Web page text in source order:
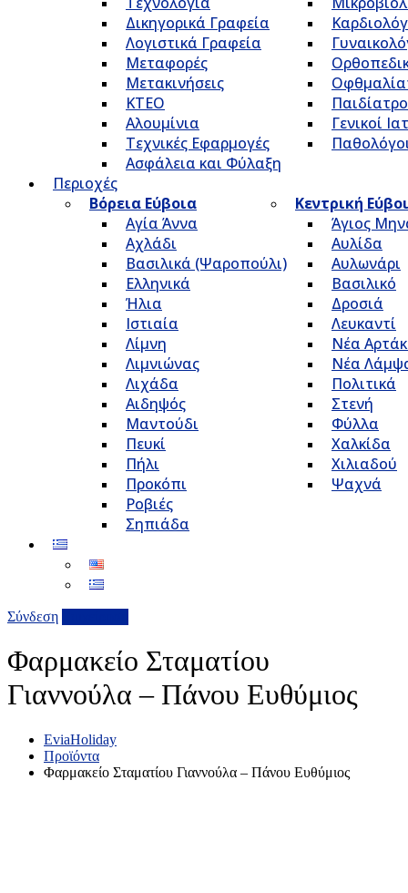
Δικηγορικά Γραφεία
Λογιστικά Γραφεία
Μεταφορές
Μετακινήσεις
ΚΤΕΟ
Αλουμίνια
Τεχνικές Εφαρμογές
Ασφάλεια και Φύλαξη
Γενικοί
Περιοχές
Βόρεια Εύβοια
Αγία Άννα
Αχλάδι
Βασιλικά (Ψαροπούλι)
Ελληνικά
Ήλια
Ιστιαία
Λίμνη
Λιμνιώνας
Λιχάδα
Αιδηψός
Μαντούδι
Πευκί
Πήλι
Προκόπι
Ροβιές
Σηπιάδα
Κεντρική
Άγιος
Αυλίδα
Αυλωνάρι
Βασιλικό
Δροσιά
Λευκαντί
Νέα
Νέα
Πολιτικά
Στενή
Φύλλα
Χαλκίδα
Χιλιαδού
Ψαχνά
Σύνδεση
Φαρμακείο Σταματίου
Γιαννούλα – Πάνου Ευθύμιος
EviaHoliday
Προϊόντα
Φαρμακείο Σταματίου Γιαννούλα – Πάνου Ευθύμιος